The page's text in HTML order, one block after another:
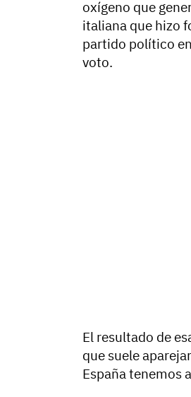
oxígeno que
italiana que hizo
partido político
voto.
El resultado de
que suele
España tenemos